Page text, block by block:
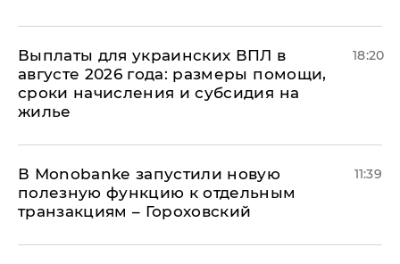
Выплаты для украинских ВПЛ в
августе 2026 года: размеры помощи,
сроки начисления и субсидия на
жилье
18:20
В Мonobankе запустили новую
полезную функцию к отдельным
транзакциям – Гороховский
11:39